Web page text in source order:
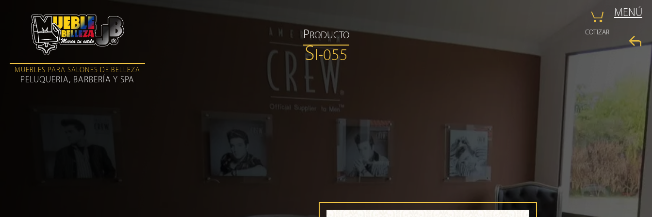
MUEBLES PARA SALONES DE BELLEZA
PELUQUERIA, BARBERÍA Y SPA
MENÚ
COTIZAR
PRODUCTO
SI-055